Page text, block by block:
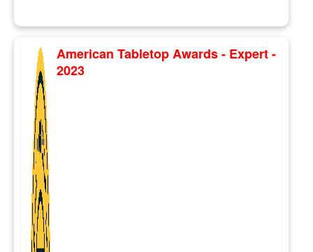
American Tabletop Awards - Expert -
2023